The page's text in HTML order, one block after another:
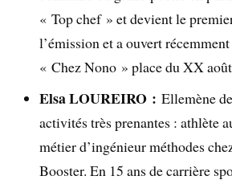
« Top chef » et devient le
l’émission et a ouvert
« Chez Nono » place du XX
Elsa LOUREIRO :Ellemène
activités très prenantes : athlète
métier d’ingénieur méthodes
Booster. En 15 ans de carrière